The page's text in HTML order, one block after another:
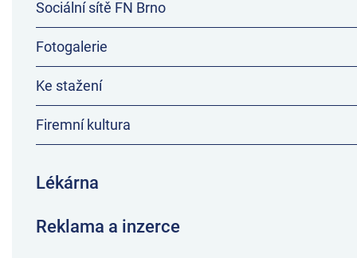
Sociální sítě FN Brno
Fotogalerie
Ke stažení
Firemní kultura
Lékárna
Reklama a inzerce